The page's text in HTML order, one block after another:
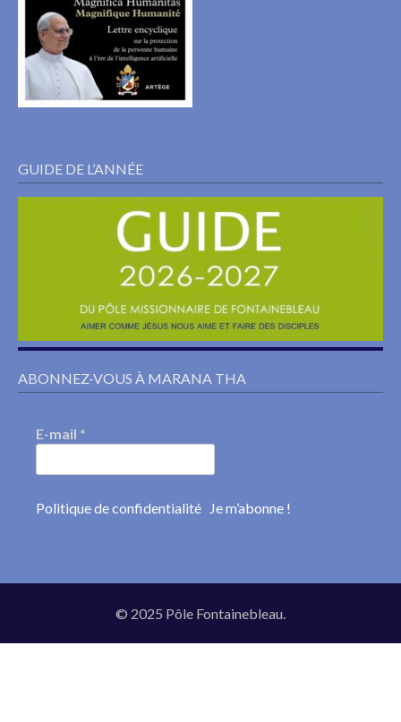
GUIDE DE L’ANNÉE
ABONNEZ-VOUS À MARANA THA
E-mail *
Politique de confidentialité
© 2025 Pôle Fontainebleau.